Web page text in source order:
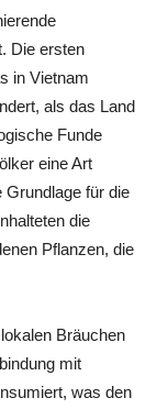
Die ersten
in Vietnam
als das Land
Funde
eine Art
Grundlage für die
die
Pflanzen, die
Bräuchen
mit
was den